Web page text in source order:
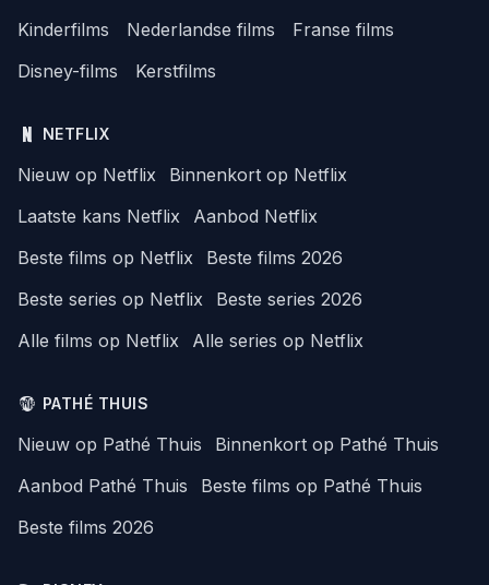
Kinderfilms
Nederlandse films
Franse films
Disney-films
Kerstfilms
NETFLIX
Nieuw op Netflix
Binnenkort op Netflix
Laatste kans Netflix
Aanbod Netflix
Beste films op Netflix
Beste films 2026
Beste series op Netflix
Beste series 2026
Alle films op Netflix
Alle series op Netflix
PATHÉ THUIS
Nieuw op Pathé Thuis
Binnenkort op Pathé Thuis
Aanbod Pathé Thuis
Beste films op Pathé Thuis
Beste films 2026